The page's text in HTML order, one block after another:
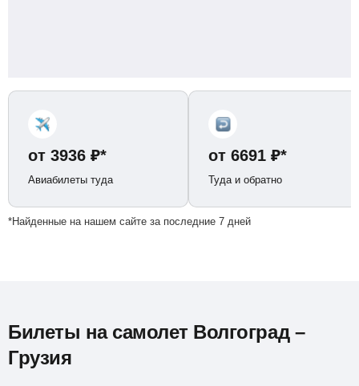
от 3936 ₽*
Авиабилеты туда
от 6691 ₽*
Туда и обратно
*Найденные на нашем сайте за последние 7 дней
Билеты на самолет Волгоград –
Грузия